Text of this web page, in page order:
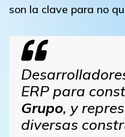
son la clave para no
ERP para
Grupo, y
diversas